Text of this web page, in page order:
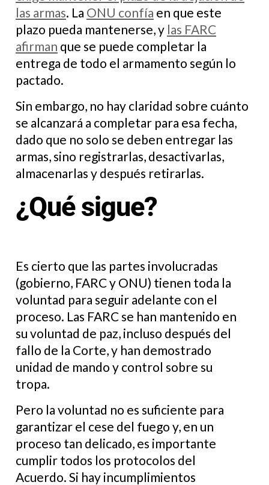
las armas. La ONU confía en que este
plazo pueda mantenerse, y las FARC
afirman que se puede completar la
entrega de todo el armamento según lo
pactado.
Sin embargo, no hay claridad sobre cuánto
se alcanzará a completar para esa fecha,
dado que no solo se deben entregar las
armas, sino registrarlas, desactivarlas,
almacenarlas y después retirarlas.
¿Qué sigue?
Es cierto que las partes involucradas
(gobierno, FARC y ONU) tienen toda la
voluntad para seguir adelante con el
proceso. Las FARC se han mantenido en
su voluntad de paz, incluso después del
fallo de la Corte, y han demostrado
unidad de mando y control sobre su
tropa.
Pero la voluntad no es suficiente para
garantizar el cese del fuego y, en un
proceso tan delicado, es importante
cumplir todos los protocolos del
Acuerdo. Si hay incumplimientos